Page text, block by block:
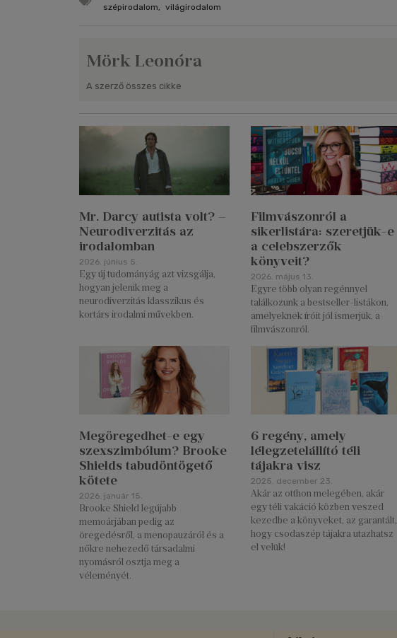
szépirodalom
világirodalom
Mörk Leonóra
A szerző összes cikke
Mr. Darcy autista volt? –
Neurodiverzitás az
irodalomban
2026. június 5.
Egy új tudományág azt vizsgálja,
hogyan jelenik meg a
neurodiverzitás klasszikus és
kortárs irodalmi művekben.
Filmvászonról a
sikerlistára: szeretjük-e
a celebszerzők
könyveit?
2026. május 13.
Egyre több olyan regénnyel
találkozunk a bestseller-listákon,
amelyeknek íróit jól ismerjük, a
filmvászonról.
Megöregedhet-e egy
szexszimbólum? Brooke
Shields tabudöntögető
kötete
2026. január 15.
Brooke Shield legújabb
memoárjában pedig az
öregedésről, a menopauzáról és a
nőkre nehezedő társadalmi
nyomásról osztja meg a
véleményét.
6 regény, amely
lélegzetelállító téli
tájakra visz
2025. december 23.
Akár az otthon melegében, akár
egy téli vakáció közben veszed
kezedbe a könyveket, az garantált,
hogy csodaszép tájakra utazhatsz
el velük!